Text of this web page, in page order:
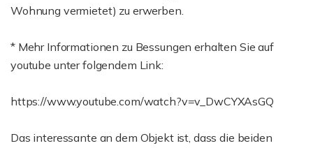
Wohnung vermietet) zu erwerben.
* Mehr Informationen zu Bessungen erhalten Sie auf
youtube unter folgendem Link:
https://www.youtube.com/watch?v=v_DwCYXAsGQ
Das interessante an dem Objekt ist, dass die beiden